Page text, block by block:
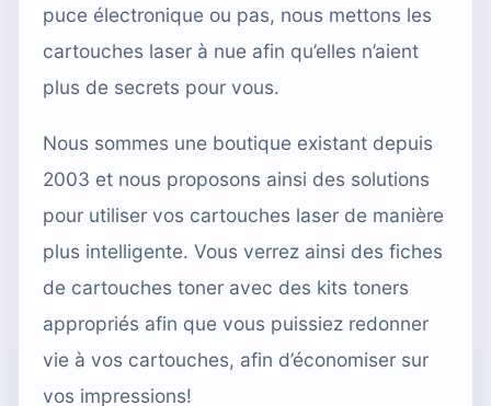
puce électronique ou pas, nous mettons les
cartouches laser à nue afin qu’elles n’aient
plus de secrets pour vous.
Nous sommes une boutique existant depuis
2003 et nous proposons ainsi des solutions
pour utiliser vos cartouches laser de manière
plus intelligente. Vous verrez ainsi des fiches
de cartouches toner avec des kits toners
appropriés afin que vous puissiez redonner
vie à vos cartouches, afin d’économiser sur
vos impressions!